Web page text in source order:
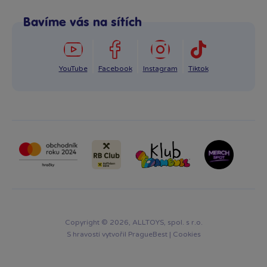
info@bambule.cz
Napsat zprávu
Bavíme vás na sítích
YouTube Facebook Instagram Tiktok
Copyright © 2026, ALLTOYS, spol. s r.o.
S hravostí vytvořil PragueBest| Cookies